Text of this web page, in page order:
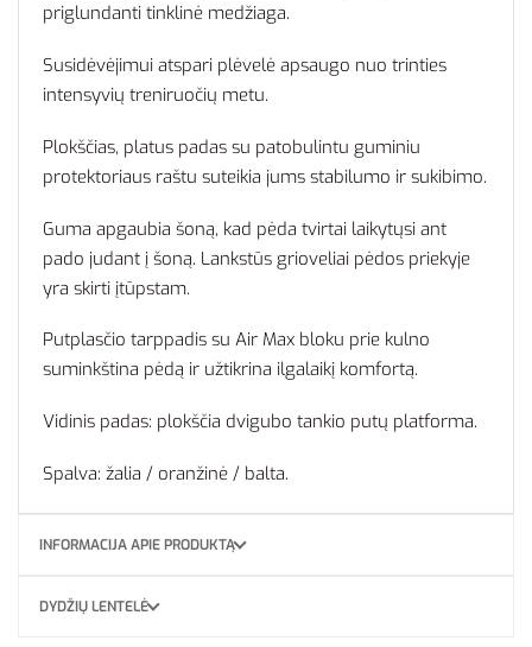
priglundanti tinklinė medžiaga.
Susidėvėjimui atspari plėvelė apsaugo nuo trinties
intensyvių treniruočių metu.
Plokščias, platus padas su patobulintu guminiu
protektoriaus raštu suteikia jums stabilumo ir sukibimo.
Guma apgaubia šoną, kad pėda tvirtai laikytųsi ant
pado judant į šoną. Lankstūs grioveliai pėdos priekyje
yra skirti įtūpstam.
Putplasčio tarppadis su Air Max bloku prie kulno
suminkština pėdą ir užtikrina ilgalaikį komfortą.
Vidinis padas: plokščia dvigubo tankio putų platforma.
Spalva: žalia / oranžinė / balta.
INFORMACIJA APIE PRODUKTĄ
DYDŽIŲ LENTELĖ